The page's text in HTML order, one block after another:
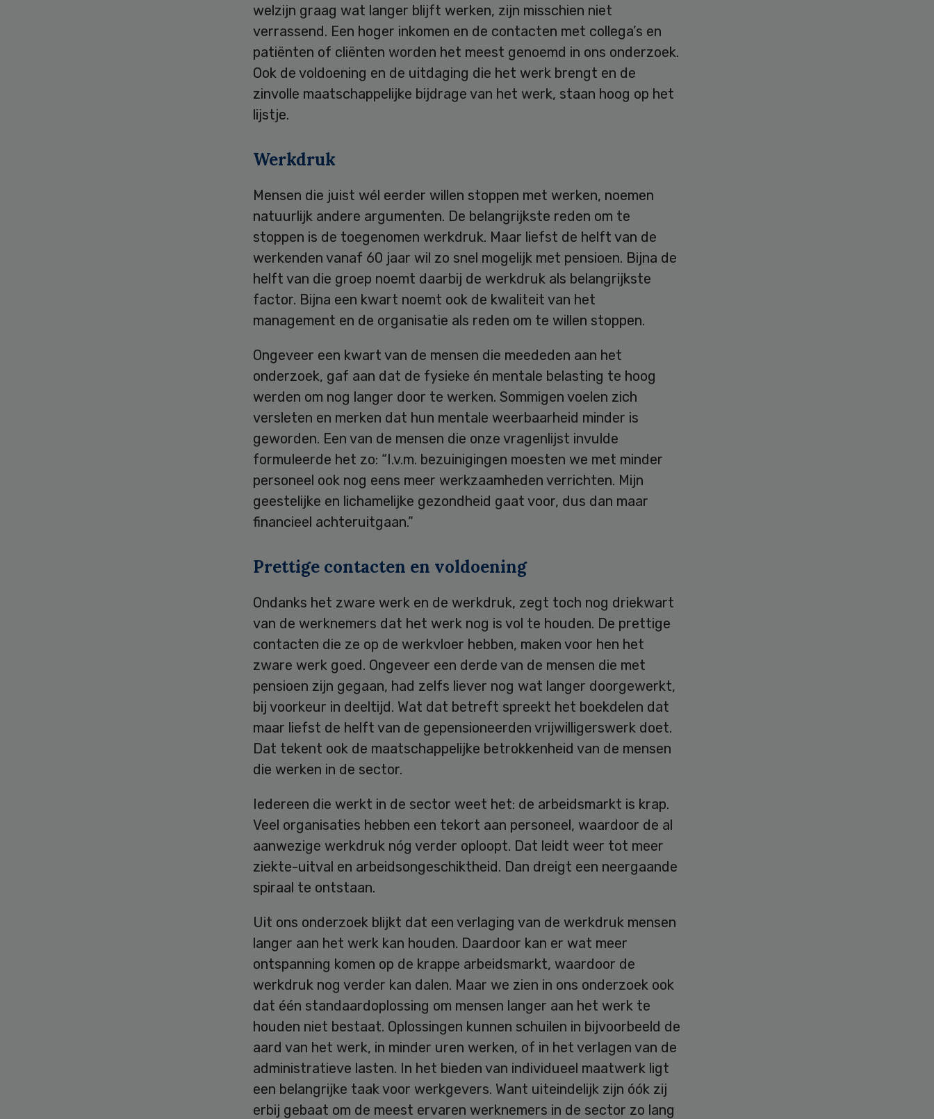
welzijn graag wat langer blijft werken, zijn misschien niet
verrassend. Een hoger inkomen en de contacten met collega’s en
patiënten of cliënten worden het meest genoemd in ons onderzoek.
Ook de voldoening en de uitdaging die het werk brengt en de
zinvolle maatschappelijke bijdrage van het werk, staan hoog op het
lijstje.
Werkdruk
Mensen die juist wél eerder willen stoppen met werken, noemen
natuurlijk andere argumenten. De belangrijkste reden om te
stoppen is de toegenomen werkdruk. Maar liefst de helft van de
werkenden vanaf 60 jaar wil zo snel mogelijk met pensioen. Bijna de
helft van die groep noemt daarbij de werkdruk als belangrijkste
factor. Bijna een kwart noemt ook de kwaliteit van het
management en de organisatie als reden om te willen stoppen.
Ongeveer een kwart van de mensen die meededen aan het
onderzoek, gaf aan dat de fysieke én mentale belasting te hoog
werden om nog langer door te werken. Sommigen voelen zich
versleten en merken dat hun mentale weerbaarheid minder is
geworden. Een van de mensen die onze vragenlijst invulde
formuleerde het zo: “I.v.m. bezuinigingen moesten we met minder
personeel ook nog eens meer werkzaamheden verrichten. Mijn
geestelijke en lichamelijke gezondheid gaat voor, dus dan maar
financieel achteruitgaan.”
Prettige contacten en voldoening
Ondanks het zware werk en de werkdruk, zegt toch nog driekwart
van de werknemers dat het werk nog is vol te houden. De prettige
contacten die ze op de werkvloer hebben, maken voor hen het
zware werk goed. Ongeveer een derde van de mensen die met
pensioen zijn gegaan, had zelfs liever nog wat langer doorgewerkt,
bij voorkeur in deeltijd. Wat dat betreft spreekt het boekdelen dat
maar liefst de helft van de gepensioneerden vrijwilligerswerk doet.
Dat tekent ook de maatschappelijke betrokkenheid van de mensen
die werken in de sector.
Iedereen die werkt in de sector weet het: de arbeidsmarkt is krap.
Veel organisaties hebben een tekort aan personeel, waardoor de al
aanwezige werkdruk nóg verder oploopt. Dat leidt weer tot meer
ziekte-uitval en arbeidsongeschiktheid. Dan dreigt een neergaande
spiraal te ontstaan.
Uit ons onderzoek blijkt dat een verlaging van de werkdruk mensen
langer aan het werk kan houden. Daardoor kan er wat meer
ontspanning komen op de krappe arbeidsmarkt, waardoor de
werkdruk nog verder kan dalen. Maar we zien in ons onderzoek ook
dat één standaardoplossing om mensen langer aan het werk te
houden niet bestaat. Oplossingen kunnen schuilen in bijvoorbeeld de
aard van het werk, in minder uren werken, of in het verlagen van de
administratieve lasten. In het bieden van individueel maatwerk ligt
een belangrijke taak voor werkgevers. Want uiteindelijk zijn óók zij
erbij gebaat om de meest ervaren werknemers in de sector zo lang